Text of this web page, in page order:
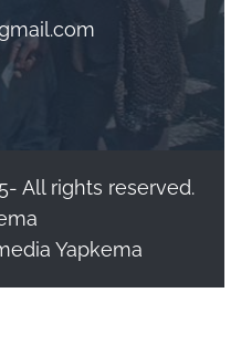
All rights reserved.
Yapkema